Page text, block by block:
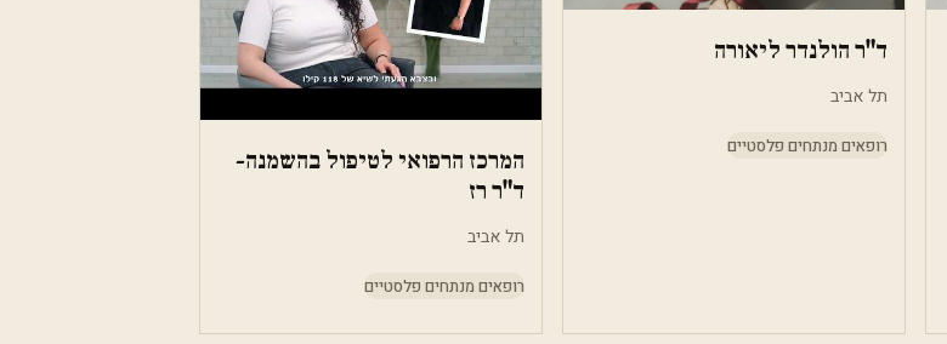
ד"ר הולנדר ליאורה
תל אביב
רופאים מנתחים פלסטיים
המרכז הרפואי לטיפול בהשמנה-
ד"ר רז
תל אביב
רופאים מנתחים פלסטיים